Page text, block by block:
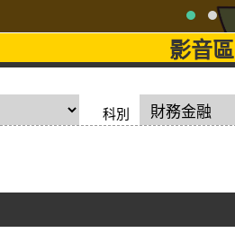
影音區
科別